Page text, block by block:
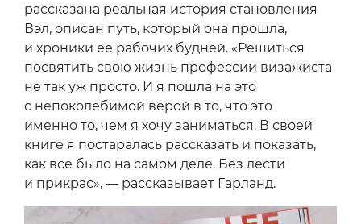
рассказана реальная история становления
Вэл, описан путь, который она прошла,
и хроники ее рабочих будней. «Решиться
посвятить свою жизнь профессии визажиста
не так уж просто. И я пошла на это
с непоколебимой верой в то, что это
именно то, чем я хочу заниматься. В своей
книге я постаралась рассказать и показать,
как все было на самом деле. Без лести
и прикрас», — рассказывает Гарланд.